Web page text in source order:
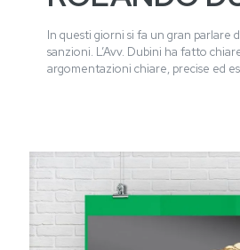
In questi giorni si fa un gran parlare
sanzioni. L’Avv. Dubini ha fatto
argomentazioni chiare, precise ed